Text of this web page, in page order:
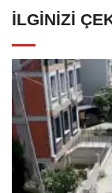
İLGINIZI